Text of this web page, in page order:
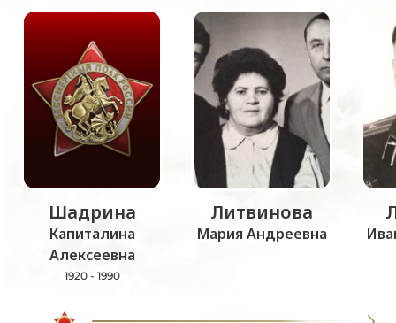
Шадрина
Капиталина
Алексеевна
1920 - 1990
Литвинова
Мария Андреевна